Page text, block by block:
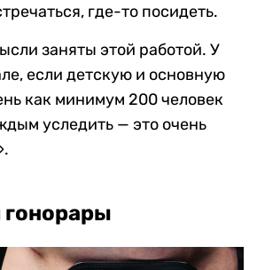
где-то посидеть.
заняты этой работой. У
если детскую и основную
как минимум 200 человек
уследить — это очень
гонорары